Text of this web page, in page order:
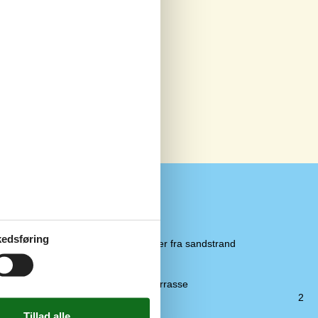
Bademuligheder fra sandstrand
Overdækket terrasse
Terrasse
2